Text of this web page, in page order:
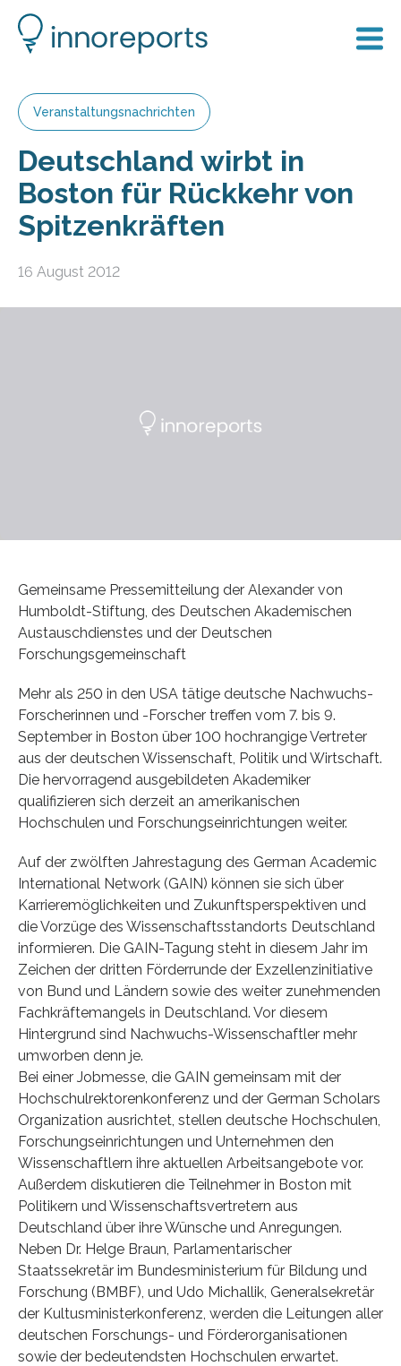
Veranstaltungsnachrichten
Deutschland wirbt in
Boston für Rückkehr von
Spitzenkräften
16 August 2012
Gemeinsame Pressemitteilung der Alexander von
Humboldt-Stiftung, des Deutschen Akademischen
Austauschdienstes und der Deutschen
Forschungsgemeinschaft
Mehr als 250 in den USA tätige deutsche Nachwuchs-
Forscherinnen und -Forscher treffen vom 7. bis 9.
September in Boston über 100 hochrangige Vertreter
aus der deutschen Wissenschaft, Politik und Wirtschaft.
Die hervorragend ausgebildeten Akademiker
qualifizieren sich derzeit an amerikanischen
Hochschulen und Forschungseinrichtungen weiter.
Auf der zwölften Jahrestagung des German Academic
International Network (GAIN) können sie sich über
Karrieremöglichkeiten und Zukunftsperspektiven und
die Vorzüge des Wissenschaftsstandorts Deutschland
informieren. Die GAIN-Tagung steht in diesem Jahr im
Zeichen der dritten Förderrunde der Exzellenzinitiative
von Bund und Ländern sowie des weiter zunehmenden
Fachkräftemangels in Deutschland. Vor diesem
Hintergrund sind Nachwuchs-Wissenschaftler mehr
umworben denn je.
Bei einer Jobmesse, die GAIN gemeinsam mit der
Hochschulrektorenkonferenz und der German Scholars
Organization ausrichtet, stellen deutsche Hochschulen,
Forschungseinrichtungen und Unternehmen den
Wissenschaftlern ihre aktuellen Arbeitsangebote vor.
Außerdem diskutieren die Teilnehmer in Boston mit
Politikern und Wissenschaftsvertretern aus
Deutschland über ihre Wünsche und Anregungen.
Neben Dr. Helge Braun, Parlamentarischer
Staatssekretär im Bundesministerium für Bildung und
Forschung (BMBF), und Udo Michallik, Generalsekretär
der Kultusministerkonferenz, werden die Leitungen aller
deutschen Forschungs- und Förderorganisationen
sowie der bedeutendsten Hochschulen erwartet.